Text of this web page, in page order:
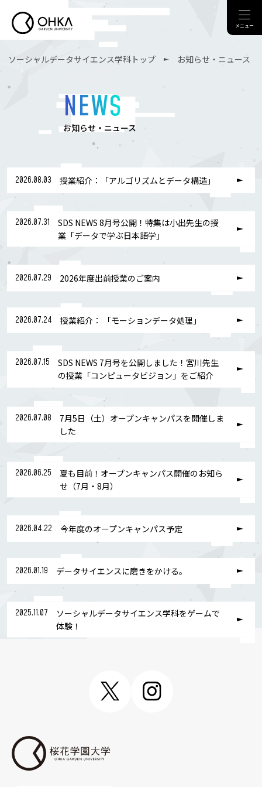
メニュー
ソーシャルデータサイエンス学科トップ お知らせ・ニュース
NEWS
お知らせ・ニュース
2026.08.03 授業紹介：「アルゴリズムとデータ構造」
2026.07.31
SDS NEWS 8月号公開！特集は小出先生の授
業「データで学ぶ日本語学」
2026.07.29 2026年度出前授業のご案内
2026.07.24 授業紹介： 「モーションデータ処理」
2026.07.15
SDS NEWS 7月号を公開しました！宮川先生
の授業「コンピュータビジョン」をご紹介
2026.07.08
7月5日（土）オープンキャンパスを開催しま
した
2026.06.25
夏も目前！オープンキャンパス開催のお知ら
せ（7月・8月）
2026.04.22 今年度のオープンキャンパス予定
2026.01.19 データサイエンスに磨きをかける。
2025.11.07
ソーシャルデータサイエンス学科をゲームで
体験！